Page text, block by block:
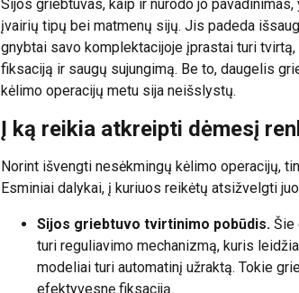
Sijos griebtuvas, kaip ir nurodo jo
įvairių tipų bei matmenų sijų. Jis padeda
gnybtai savo komplektacijoje įprastai turi
fiksaciją ir saugų sujungimą. Be to, daugelis
kėlimo operacijų metu sija neišslystų.
Į ką reikia atkreipti dėmesį
Norint išvengti nesėkmingų kėlimo operacijų,
Esminiai dalykai, į kuriuos reikėtų atsižvelgti
Sijos griebtuvo tvirtinimo pobūdis. Šie
turi reguliavimo mechanizmą, kuris
modeliai turi automatinį užraktą. Tokie
efektyvesnę fiksaciją.